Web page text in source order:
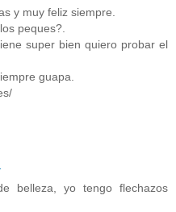
y muy feliz siempre.
peques?.
super bien quiero probar el
guapa.
belleza, yo tengo flechazos